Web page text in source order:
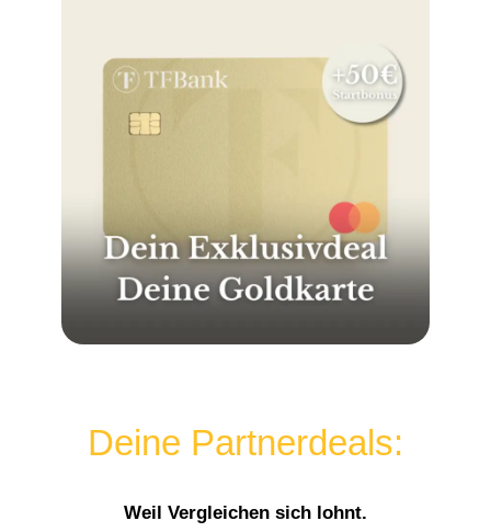
Deine Partnerdeals:
Weil Vergleichen sich lohnt.